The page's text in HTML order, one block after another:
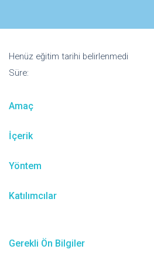
Henüz eğitim tarihi belirlenmedi
Süre:
Amaç
İçerik
Yöntem
Katılımcılar
Gerekli Ön Bilgiler